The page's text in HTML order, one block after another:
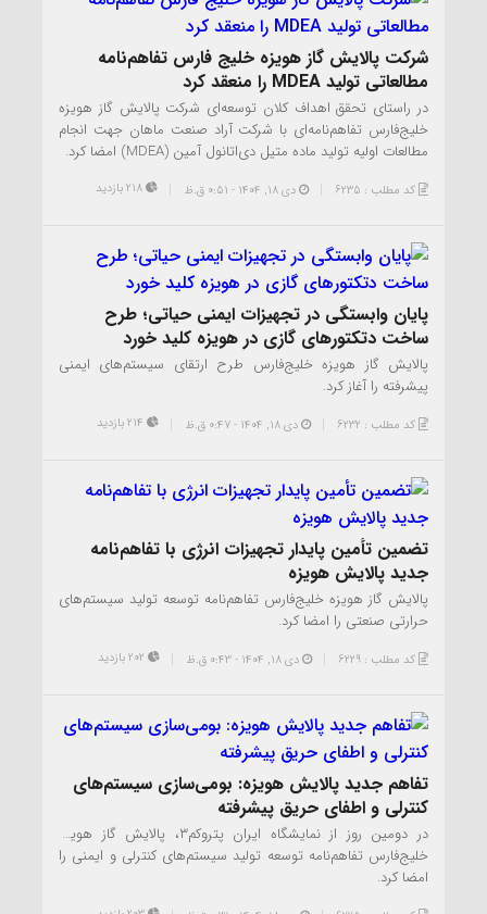
شرکت پالایش گاز هویزه خلیج فارس تفاهم‌نامه
مطالعاتی تولید MDEA را منعقد کرد
در راستای تحقق اهداف کلان توسعه‌ای شرکت پالایش گاز هویزه
خلیج‌فارس تفاهم‌نامه‌ای با شرکت آراد صنعت ماهان جهت انجام
مطالعات اولیه تولید ماده متیل دی‌اتانول آمین (MDEA) امضا کرد.
کد مطلب : 6235 دی ۱۸, ۱۴۰۴ - 0:51 ق.ظ
پایان وابستگی در تجهیزات ایمنی حیاتی؛ طرح
ساخت دتکتورهای گازی در هویزه کلید خورد
پالایش گاز هویزه خلیج‌فارس طرح ارتقای سیستم‌های ایمنی
پیشرفته را آغاز کرد.
کد مطلب : 6232 دی ۱۸, ۱۴۰۴ - 0:47 ق.ظ
تضمین تأمین پایدار تجهیزات انرژی با تفاهم‌نامه
جدید پالایش هویزه
پالایش گاز هویزه خلیج‌فارس تفاهم‌نامه توسعه تولید سیستم‌های
حرارتی صنعتی را امضا کرد.
کد مطلب : 6229 دی ۱۸, ۱۴۰۴ - 0:43 ق.ظ
تفاهم جدید پالایش هویزه: بومی‌سازی سیستم‌های
کنترلی و اطفای حریق پیشرفته
در دومین روز از نمایشگاه ایران پتروکم۳، پالایش گاز هویزه
خلیج‌فارس تفاهم‌نامه توسعه تولید سیستم‌های کنترلی و ایمنی را
امضا کرد.